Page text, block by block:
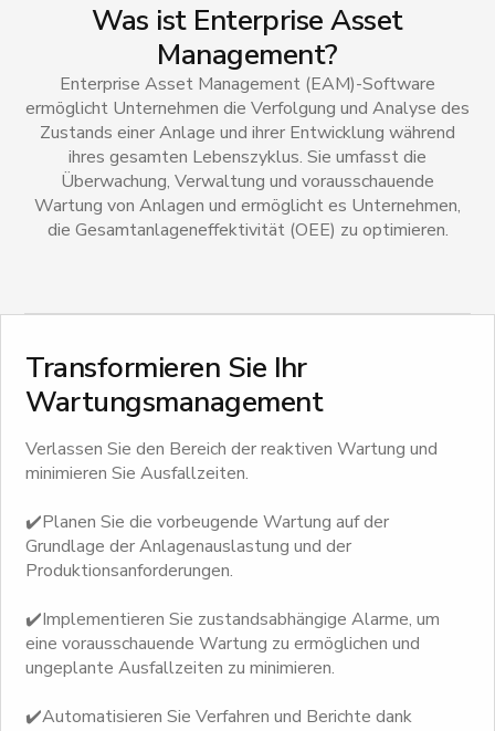
Was ist Enterprise Asset
Management?
Enterprise Asset Management (EAM)-Software
ermöglicht Unternehmen die Verfolgung und Analyse des
Zustands einer Anlage und ihrer Entwicklung während
ihres gesamten Lebenszyklus. Sie umfasst die
Überwachung, Verwaltung und vorausschauende
Wartung von Anlagen und ermöglicht es Unternehmen,
die Gesamtanlageneffektivität (OEE) zu optimieren.
Transformieren Sie Ihr
Wartungsmanagement
Verlassen Sie den Bereich der reaktiven Wartung und
minimieren Sie Ausfallzeiten.
✔️Planen Sie die vorbeugende Wartung auf der
Grundlage der Anlagenauslastung und der
Produktionsanforderungen.
✔️Implementieren Sie zustandsabhängige Alarme, um
eine vorausschauende Wartung zu ermöglichen und
ungeplante Ausfallzeiten zu minimieren.
✔️Automatisieren Sie Verfahren und Berichte dank